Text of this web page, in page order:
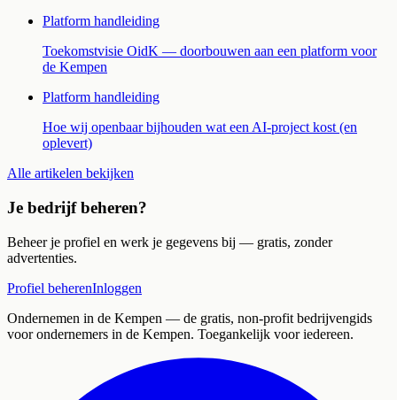
Platform handleiding
Toekomstvisie OidK — doorbouwen aan een platform voor
de Kempen
Platform handleiding
Hoe wij openbaar bijhouden wat een AI-project kost (en
oplevert)
Alle artikelen bekijken
Je bedrijf beheren?
Beheer je profiel en werk je gegevens bij — gratis, zonder
advertenties.
Profiel beherenInloggen
Ondernemen in de Kempen — de gratis, non-profit bedrijvengids
voor ondernemers in de Kempen. Toegankelijk voor iedereen.